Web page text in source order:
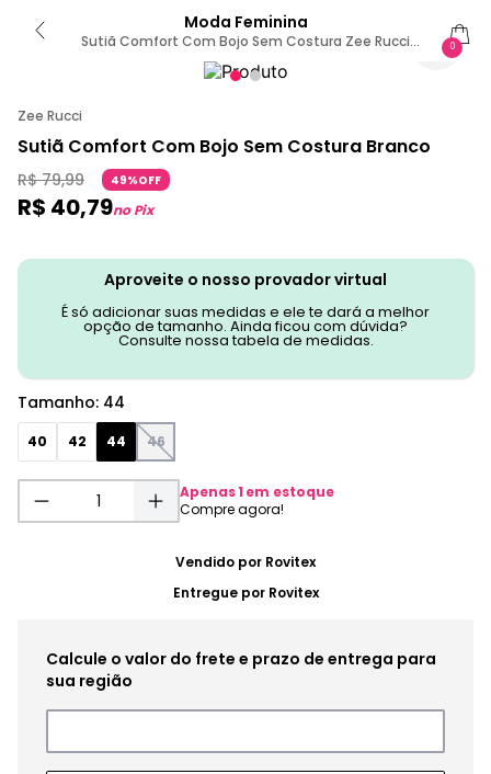
Moda Feminina
Sutiã Comfort Com Bojo Sem Costura Zee Rucci
Branco 44 / Branco
0
Zee Rucci
Sutiã Comfort Com Bojo Sem Costura Branco
R$ 79,99 49%OFF
R$ 40,79no Pix
Aproveite o nosso provador virtual
É só adicionar suas medidas e ele te dará a melhor
opção de tamanho. Ainda ficou com dúvida?
Consulte nossa tabela de medidas.
Tamanho: 44
40 42 44 46
Apenas1 em estoque
Vendido por Rovitex
Entregue por Rovitex